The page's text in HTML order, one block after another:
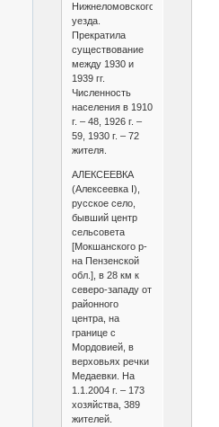
Нижнеломовского
уезда.
Прекратила
существование
между 1930 и
1939 гг.
Численность
населения в 1910
г. – 48, 1926 г. –
59, 1930 г. – 72
жителя.
АЛЕКСЕЕВКА
(Алексеевка I),
русское село,
бывший центр
сельсовета
[Мокшанского р-
на Пензенской
обл.], в 28 км к
северо-западу от
районного
центра, на
границе с
Мордовией, в
верховьях речки
Медаевки. На
1.1.2004 г. – 173
хозяйства, 389
жителей.